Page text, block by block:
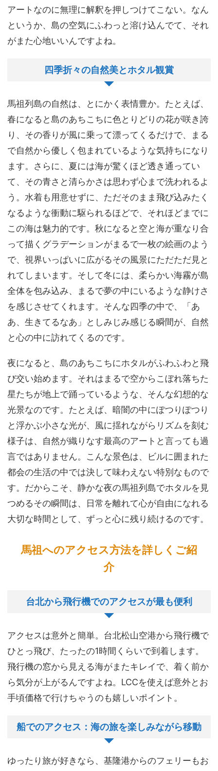
アートなのに無理に解釈を押しつけてこない。なん
というか、島の空気にふわっと溶け込んでて、それ
がまた心地いいんですよね。
四季折々の自然美とホタル観賞
馬祖列島の自然は、とにかく表情豊か。たとえば、
春になると島のあちこちに色とりどりの花が咲き誇
り、その香りが風に乗って漂ってくるだけで、まる
で自然から優しく包まれているような気持ちになり
ます。さらに、夏には海が驚くほど透き通ってい
て、その青さと清らかさは思わず心まで洗われるよ
う。水着も用意せずに、ただそのまま飛び込みたく
なるような衝動に駆られるほどで、それほどまでに
この海は魅力的です。秋になると空と海が重なり合
って描くグラデーションがまるで一枚の絵画のよう
で、視界いっぱいに広がるその風景にただただ見と
れてしまいます。そして冬には、柔らかい海霧が島
全体を包み込み、まるで夢の中にいるような静けさ
を感じさせてくれます。そんな四季の中で、「あ
あ、生きてるなあ」としみじみ感じる瞬間が、自然
と心の中に訪れてくるのです。
夜になると、島のあちこちにホタルがふわふわと飛
び交い始めます。それはまるで空からこぼれ落ちた
星たちが地上で踊っているような、そんな幻想的な
光景なのです。たとえば、暗闇の中にぽつりぽつり
と浮かぶ小さな光が、風に揺れながらリズムを刻む
様子は、自然が織りなす最高のアートと言っても過
言ではありません。こんな景色は、ビルに囲まれた
都会の生活の中では決して味わえない特別なもので
す。だからこそ、静かな夜の馬祖列島でホタルを見
つめるその瞬間は、日常を離れて心が自由になれる
大切な時間として、ずっと心に残り続けるのです。
馬祖へのアクセス方法を詳しくご紹
介
台北から飛行機でのアクセスが最も便利
アクセスは意外と簡単。台北松山空港から飛行機で
ひとっ飛び、たったの1時間くらいで到着します。
飛行機の窓から見える海がまたキレイで、着く前か
ら気分が上がるんですよね。LCCを使えば意外とお
手頃価格で行けちゃうのも嬉しいポイント。
船でのアクセス：海の旅を楽しみながら移動
ゆったり旅が好きなら、基隆港からのフェリーもお